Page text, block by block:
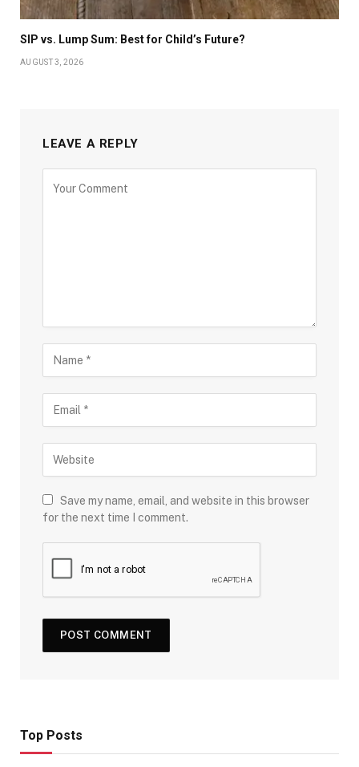
SIP vs. Lump Sum: Best for Child’s Future?
AUGUST 3, 2026
LEAVE A REPLY
Save my name, email, and website in this browser
for the next time I comment.
Top Posts